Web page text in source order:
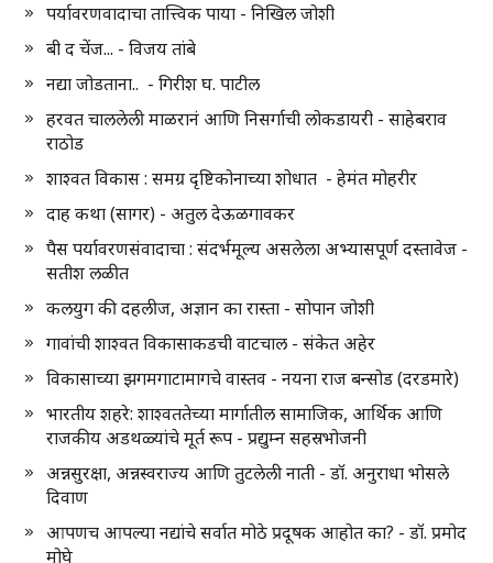
पर्यावरणवादाचा तात्त्विक पाया - निखिल जोशी
बी द चेंज... - विजय तांबे
नद्या जोडताना.. - गिरीश घ. पाटील
हरवत चाललेली माळरानं आणि निसर्गाची लोकडायरी - साहेबराव
राठोड
शाश्वत विकास : समग्र दृष्टिकोनाच्या शोधात - हेमंत मोहरीर
दाह कथा (सागर) - अतुल देऊळगावकर
पैस पर्यावरणसंवादाचा : संदर्भमूल्य असलेला अभ्यासपूर्ण दस्तावेज -
सतीश लळीत
कलयुग की दहलीज, अज्ञान का रास्ता - सोपान जोशी
गावांची शाश्वत विकासाकडची वाटचाल - संकेत अहेर
विकासाच्या झगमगाटामागचे वास्तव - नयना राज बन्सोड (दरडमारे)
भारतीय शहरे: शाश्वततेच्या मार्गातील सामाजिक, आर्थिक आणि
राजकीय अडथळ्यांचे मूर्त रूप - प्रद्युम्न सहस्रभोजनी
अन्नसुरक्षा, अन्नस्वराज्य आणि तुटलेली नाती - डॉ. अनुराधा भोसले
दिवाण
आपणच आपल्या नद्यांचे सर्वात मोठे प्रदूषक आहोत का? - डॉ. प्रमोद
मोघे